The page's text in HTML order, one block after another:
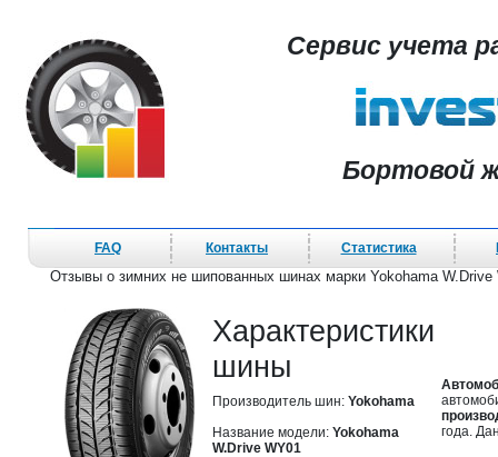
Сервис учета
Бортовой
FAQ Контакты Статистика
Отзывы о зимних не шипованных шинах марки Yokohama W.Drive
Характеристики
шины
Производитель шин: Yokohama
Название модели: Yokohama
W.Drive WY01
года.